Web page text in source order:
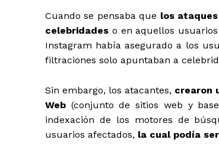
Cuando se pensaba que los
celebridades o en aquellos
Instagram había asegurado a los
filtraciones solo apuntaban a
Sin embargo, los atacantes, crearon
Web (conjunto de sitios web y
indexación de los motores de
usuarios afectados, la cual podía